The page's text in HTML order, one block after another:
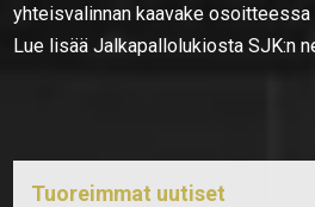
yhteisvalinnan kaavake osoitteessa
Lue lisää Jalkapallolukiosta SJK:n
Tuoreimmat uutiset